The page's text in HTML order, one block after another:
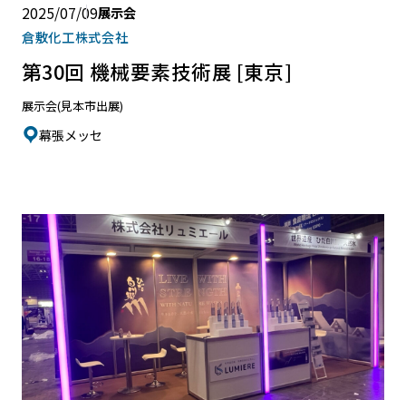
2025/07/09展示会
倉敷化工株式会社
第30回 機械要素技術展 [東京]
展示会(見本市出展)
幕張メッセ